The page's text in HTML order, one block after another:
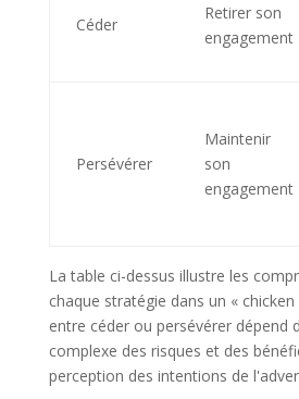
Céder
Retirer son
engagement
Persévérer
Maintenir
son
engagement
La table ci-dessus illustre les
chaque stratégie dans un «
entre céder ou persévérer dépend
complexe des risques et des
perception des intentions de